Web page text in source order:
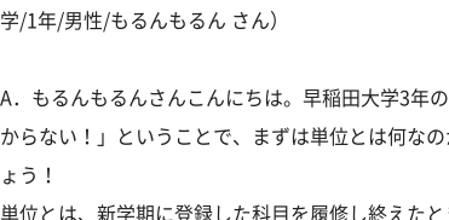
学/1年/男性/もるんもるん さん）
A．もるんもるんさんこんにちは。早稲田大学3年
からない！」ということで、まずは単位とは何な
ょう！
単位とは、新学期に登録した科目を履修し終えた